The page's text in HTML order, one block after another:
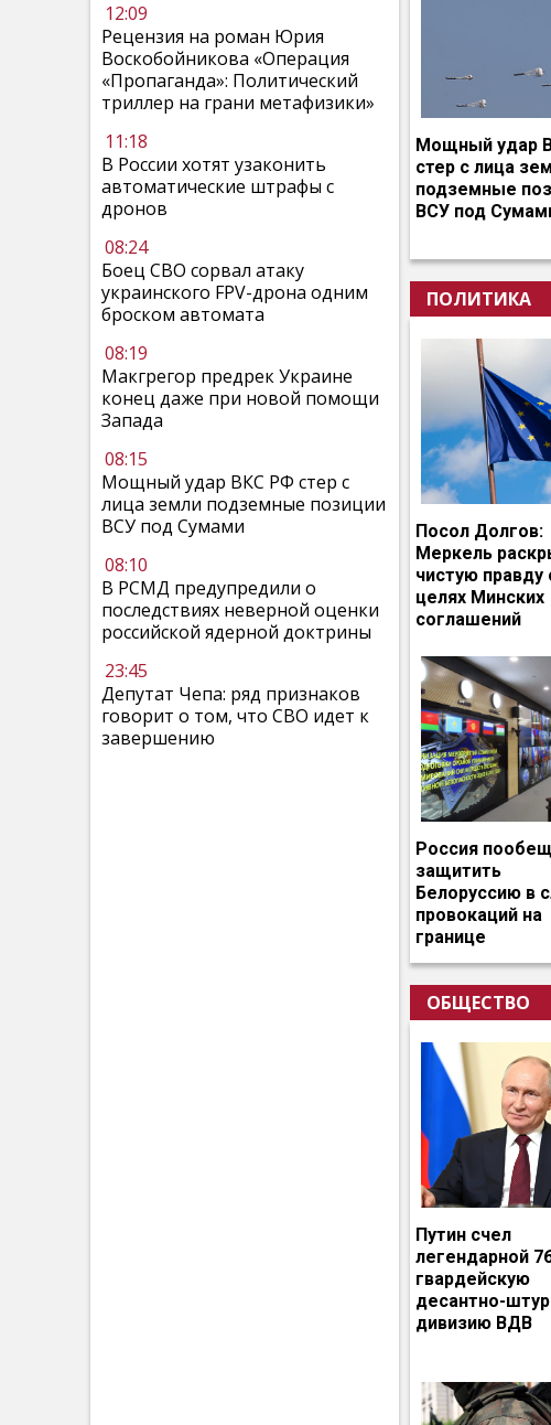
12:09
Рецензия на роман Юрия
Воскобойникова «Операция
«Пропаганда»: Политический
триллер на грани метафизики»
11:18
В России хотят узаконить
автоматические штрафы с
дронов
08:24
Боец СВО сорвал атаку
украинского FPV-дрона одним
броском автомата
08:19
Макгрегор предрек Украине
конец даже при новой помощи
Запада
08:15
Мощный удар ВКС РФ стер с
лица земли подземные позиции
ВСУ под Сумами
08:10
В РСМД предупредили о
последствиях неверной оценки
российской ядерной доктрины
23:45
Депутат Чепа: ряд признаков
говорит о том, что СВО идет к
завершению
Мощный удар
стер с лица
подземные
ВСУ под
ПОЛИТИКА
Посол Долгов:
Меркель
чистую правду
целях Минских
соглашений
Россия
защитить
Белоруссию в
провокаций на
границе
ОБЩЕСТВО
Путин счел
легендарной
гвардейскую
десантно-
дивизию ВДВ